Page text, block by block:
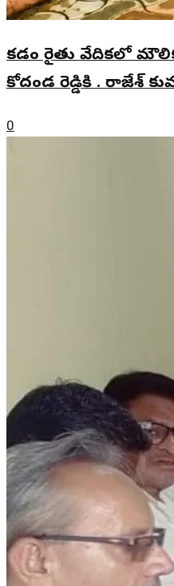
కడం రైతు వేదికలో
కోదండ రెడ్డికి . రాజేశ్
0